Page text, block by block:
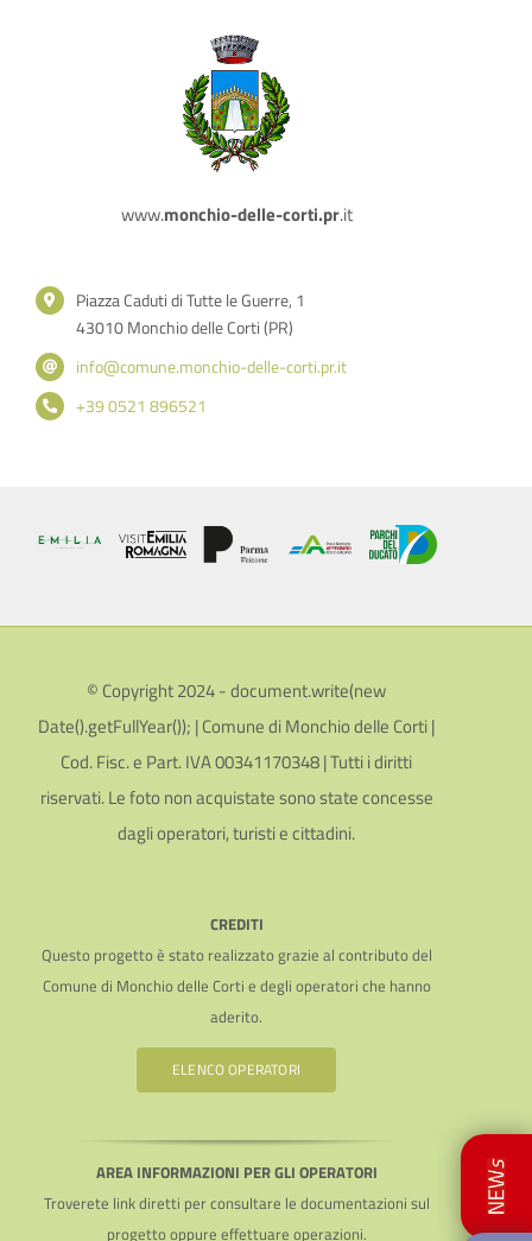
www.monchio-delle-corti.pr.it
Piazza Caduti di Tutte le Guerre, 1
43010 Monchio delle Corti (PR)
info@comune.monchio-delle-corti.pr.it
+39 0521 896521
© Copyright 2024 - document.write(new
Date().getFullYear()); | Comune di Monchio delle Corti |
Cod. Fisc. e Part. IVA 00341170348 | Tutti i diritti
riservati. Le foto non acquistate sono state concesse
dagli operatori, turisti e cittadini.
CREDITI
Questo progetto è stato realizzato grazie al contributo del
Comune di Monchio delle Corti e degli operatori che hanno
aderito.
ELENCO OPERATORI
AREA INFORMAZIONI PER GLI OPERATORI
Troverete link diretti per consultare le documentazioni sul
progetto oppure effettuare operazioni.